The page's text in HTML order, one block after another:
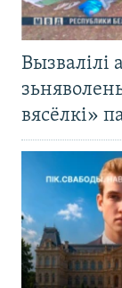
Вызвалілі
вясёлкі»